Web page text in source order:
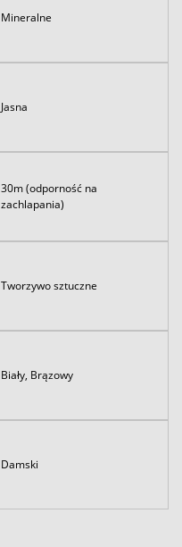
Mineralne
Jasna
30m (odporność na
zachlapania)
Tworzywo sztuczne
Biały, Brązowy
Damski